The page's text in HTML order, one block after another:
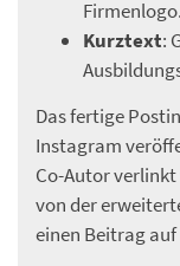
Firmenlogo.
Kurztext:
Das fertige
Instagram
Co-Autor
von der
einen Beitrag